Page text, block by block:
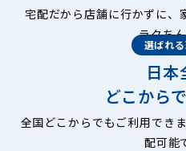
宅配だから店舗に行かずに、
ラクち
選ばれ
日本
どこから
全国どこからでもご利用でき
配可能